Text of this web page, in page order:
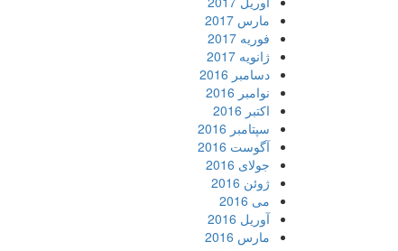
مارس 2017
فوریه 2017
ژانویه 2017
دسامبر 2016
نوامبر 2016
اکتبر 2016
سپتامبر 2016
آگوست 2016
جولای 2016
ژوئن 2016
می 2016
آوریل 2016
مارس 2016